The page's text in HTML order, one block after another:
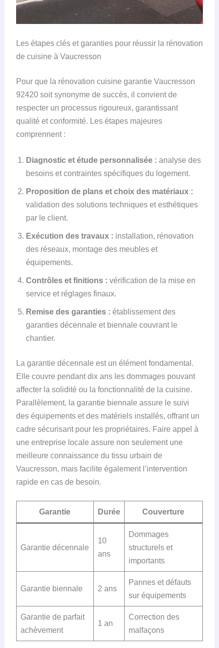
Les étapes clés et garanties pour réussir la rénovation
de cuisine à Vaucresson
Pour que la rénovation cuisine garantie Vaucresson
92420 soit synonyme de succès, il convient de
respecter un processus rigoureux, garantissant
qualité et conformité. Les étapes majeures
comprennent :
Diagnostic et étude personnalisée : analyse des
besoins et contraintes spécifiques du logement.
Proposition de plans et choix des matériaux :
validation des solutions techniques et esthétiques
par le client.
Exécution des travaux : installation, rénovation
des réseaux, montage des meubles et
équipements.
Contrôles et finitions : vérification de la mise en
service et réglages finaux.
Remise des garanties : établissement des
garanties décennale et biennale couvrant le
chantier.
La garantie décennale est un élément fondamental.
Elle couvre pendant dix ans les dommages pouvant
affecter la solidité ou la fonctionnalité de la cuisine.
Parallèlement, la garantie biennale assure le suivi
des équipements et des matériels installés, offrant un
cadre sécurisant pour les propriétaires. Faire appel à
une entreprise locale assure non seulement une
meilleure connaissance du tissu urbain de
Vaucresson, mais facilite également l’intervention
rapide en cas de besoin.
Garantie Durée Couverture
Garantie décennale
10
ans
Dommages
structurels et
importants
Garantie biennale 2 ans
Pannes et défauts
sur équipements
Garantie de parfait
achèvement
1 an
Correction des
malfaçons